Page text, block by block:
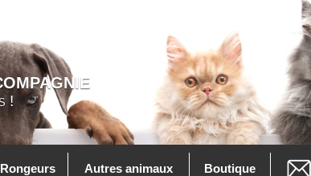
!
Rongeurs Autres animaux Boutique